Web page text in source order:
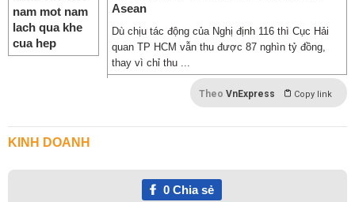
Asean
Dù chịu tác động của Nghị định 116 thì Cục Hải
quan TP HCM vẫn thu được 87 nghìn tỷ đồng,
thay vì chỉ thu ...
Theo VnExpress Copy link
KINH DOANH
0Chia sẻ